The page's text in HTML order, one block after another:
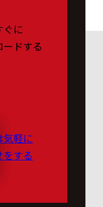
ぐに
ードする
気軽に
をする